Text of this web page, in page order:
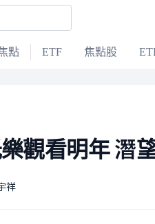
點 ETF 焦點股
觀看明年 潛
祥